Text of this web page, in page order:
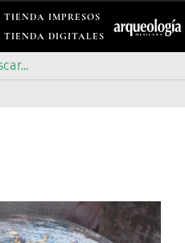
TIENDA IMPRESOS
TIENDA DIGITALES